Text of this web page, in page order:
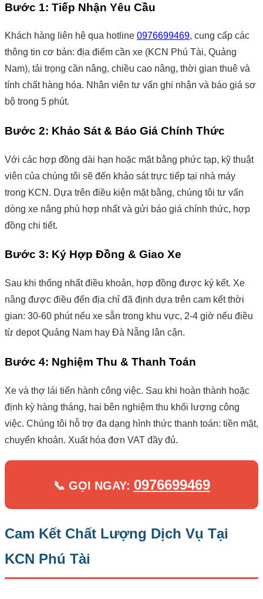
Bước 1: Tiếp Nhận Yêu Cầu
Khách hàng liên hệ qua hotline 0976699469, cung cấp các
thông tin cơ bản: địa điểm cần xe (KCN Phú Tài, Quảng
Nam), tải trọng cần nâng, chiều cao nâng, thời gian thuê và
tính chất hàng hóa. Nhân viên tư vấn ghi nhận và báo giá sơ
bộ trong 5 phút.
Bước 2: Khảo Sát & Báo Giá Chính Thức
Với các hợp đồng dài hạn hoặc mặt bằng phức tạp, kỹ thuật
viên của chúng tôi sẽ đến khảo sát trực tiếp tại nhà máy
trong KCN. Dựa trên điều kiện mặt bằng, chúng tôi tư vấn
dòng xe nâng phù hợp nhất và gửi báo giá chính thức, hợp
đồng chi tiết.
Bước 3: Ký Hợp Đồng & Giao Xe
Sau khi thống nhất điều khoản, hợp đồng được ký kết. Xe
nâng được điều đến địa chỉ đã định dựa trên cam kết thời
gian: 30-60 phút nếu xe sẵn trong khu vực, 2-4 giờ nếu điều
từ depot Quảng Nam hay Đà Nẵng lân cận.
Bước 4: Nghiệm Thu & Thanh Toán
Xe và thợ lái tiến hành công việc. Sau khi hoàn thành hoặc
định kỳ hàng tháng, hai bên nghiệm thu khối lượng công
việc. Chúng tôi hỗ trợ đa dạng hình thức thanh toán: tiền mặt,
chuyển khoản. Xuất hóa đơn VAT đầy đủ.
📞 GỌI NGAY: 0976699469
Cam Kết Chất Lượng Dịch Vụ Tại
KCN Phú Tài